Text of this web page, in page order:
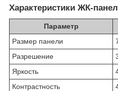
Характеристики ЖК-
Параметр
Размер панели
Разрешение
Яркость
Контрастность